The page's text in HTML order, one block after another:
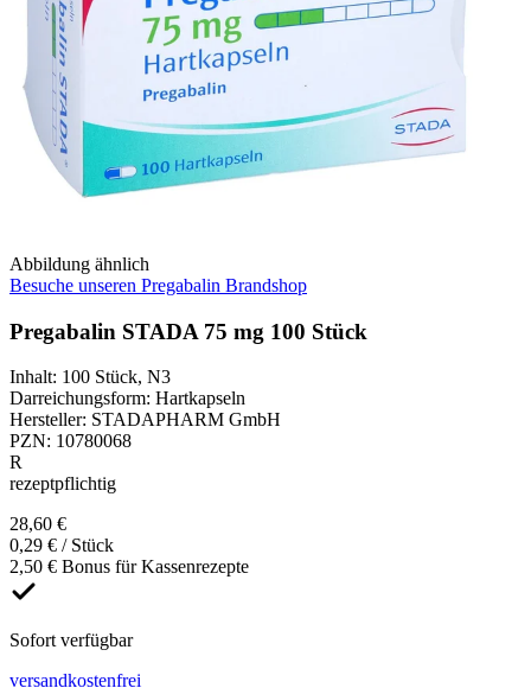
Abbildung ähnlich
Besuche unseren Pregabalin Brandshop
Pregabalin STADA 75 mg 100 Stück
Inhalt: 100 Stück, N3
Darreichungsform: Hartkapseln
Hersteller: STADAPHARM GmbH
PZN: 10780068
R
rezeptpflichtig
28,60 €
0,29 € / Stück
2,50 € Bonus für Kassenrezepte
Sofort verfügbar
versandkostenfrei